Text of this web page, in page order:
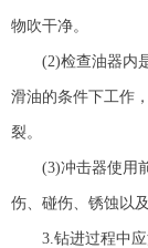
物吹干净。
(2)检查油器内是
滑油的条件下工作
裂。
(3)冲击器使用前
伤、碰伤、锈蚀以
3.钻进过程中应